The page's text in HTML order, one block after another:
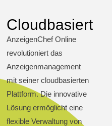
Cloudbasiert
AnzeigenChef Online
revolutioniert das
Anzeigenmanagement
mit seiner cloudbasierten
Plattform.Die innovative
Lösung ermöglicht eine
flexible Verwaltung von